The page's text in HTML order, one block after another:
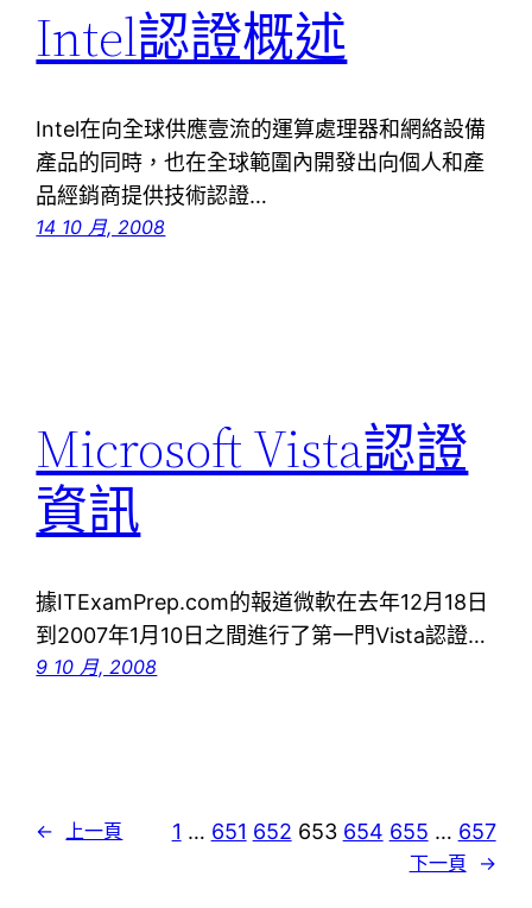
Intel認證概述
Intel在向全球供應壹流的運算處理器和網絡設備
產品的同時，也在全球範圍內開發出向個人和產
品經銷商提供技術認證…
14 10 月, 2008
Microsoft Vista認證
資訊
據ITExamPrep.com的報道微軟在去年12月18日
到2007年1月10日之間進行了第一門Vista認證…
9 10 月, 2008
← 上一頁 1 … 651 652 653 654 655 … 657
下一頁 →